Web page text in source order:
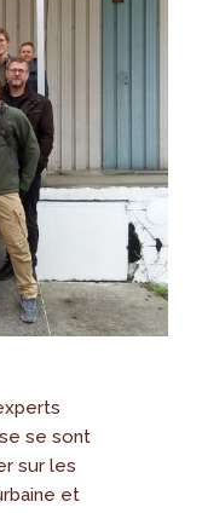
se sont
sur les
et